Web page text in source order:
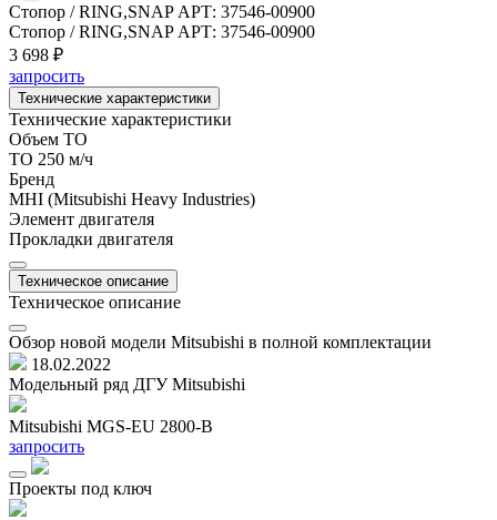
Стопор / RING,SNAP АРТ: 37546-00900
Стопор / RING,SNAP АРТ: 37546-00900
3 698 ₽
запросить
Технические характеристики
Технические характеристики
Объем ТО
ТО 250 м/ч
Бренд
MHI (Mitsubishi Heavy Industries)
Элемент двигателя
Прокладки двигателя
Техническое описание
Техническое описание
Обзор новой модели Mitsubishi в полной комплектации
18.02.2022
Модельный ряд ДГУ Mitsubishi
Mitsubishi MGS-EU 2800-B
запросить
Проекты под ключ